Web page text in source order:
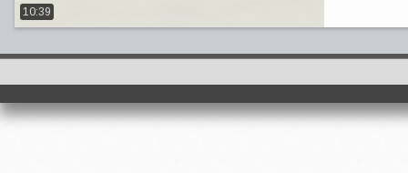
10:39